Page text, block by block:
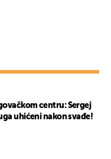
centru: Sergej
uhićeni nakon svađe!